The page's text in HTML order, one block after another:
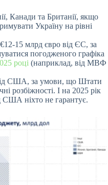
Канади та Британії, якщо
Україну на рівні
15 млрд євро від ЄС, за
погодженого графіка
році (наприклад, від МВФ
США, за умови, що Штати
розбіжності. І на 2025 рік
США ніхто не гарантує.